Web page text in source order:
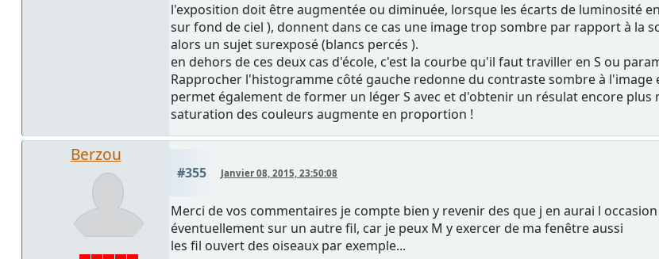
l'exposition doit être augmentée ou diminuée, lorsque les écarts de luminosité
sur fond de ciel ), donnent dans ce cas une image trop sombre par rapport à la
alors un sujet surexposé (blancs percés ).
en dehors de ces deux cas d'école, c'est la courbe qu'il faut traviller en S ou
Rapprocher l'histogramme côté gauche redonne du contraste sombre à
permet également de former un léger S avec et d'obtenir un résulat encore
saturation des couleurs augmente en proportion !
Berzou
#355 Janvier 08, 2015, 23:50:08
Merci de vos commentaires je compte bien y revenir des que j en aurai l occasion
éventuellement sur un autre fil, car je peux M y exercer de ma fenêtre aussi
les fil ouvert des oiseaux par exemple...